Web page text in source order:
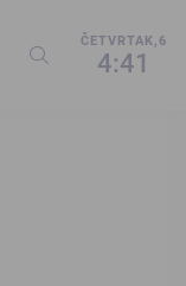
ČETVRTAK,6
4:41